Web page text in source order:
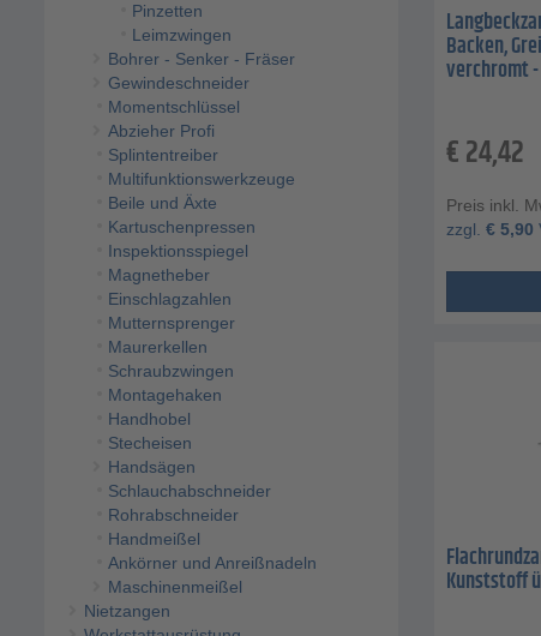
Pinzetten
Leimzwingen
Bohrer - Senker - Fräser
Gewindeschneider
Momentschlüssel
Abzieher Profi
Splintentreiber
Multifunktionswerkzeuge
Beile und Äxte
Kartuschenpressen
Inspektionsspiegel
Magnetheber
Einschlagzahlen
Mutternsprenger
Maurerkellen
Schraubzwingen
Montagehaken
Handhobel
Stecheisen
Handsägen
Schlauchabschneider
Rohrabschneider
Handmeißel
Ankörner und Anreißnadeln
Maschinenmeißel
Nietzangen
Backen,
verchromt
€24,42
Preis inkl.
zzgl. € 5,90
Kunststoff